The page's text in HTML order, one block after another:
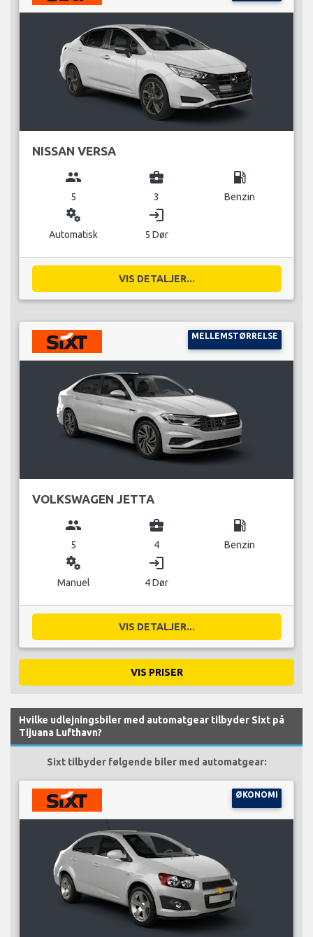
NISSAN VERSA
group
5
business_center
3
local_gas_station
Benzin
miscellaneous_services
Automatisk
login
5 Dør
VIS DETALJER...
MELLEMSTØRRELSE
VOLKSWAGEN JETTA
group
5
business_center
4
local_gas_station
Benzin
miscellaneous_services
Manuel
login
4 Dør
VIS DETALJER...
VIS PRISER
Hvilke udlejningsbiler med automatgear tilbyder Sixt på
Tijuana Lufthavn?
Sixt tilbyder følgende biler med automatgear:
ØKONOMI